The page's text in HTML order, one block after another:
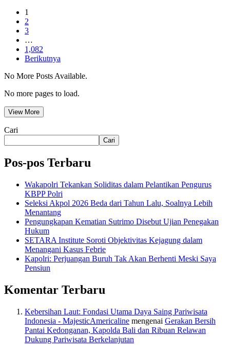
1
2
3
…
1,082
Berikutnya
No More Posts Available.
No more pages to load.
View More
Cari
Cari
Pos-pos Terbaru
Wakapolri Tekankan Soliditas dalam Pelantikan Pengurus
KBPP Polri
Seleksi Akpol 2026 Beda dari Tahun Lalu, Soalnya Lebih
Menantang
Pengungkapan Kematian Sutrimo Disebut Ujian Penegakan
Hukum
SETARA Institute Soroti Objektivitas Kejagung dalam
Menangani Kasus Febrie
Kapolri: Perjuangan Buruh Tak Akan Berhenti Meski Saya
Pensiun
Komentar Terbaru
Kebersihan Laut: Fondasi Utama Daya Saing Pariwisata
Indonesia - MajesticAmericaline mengenai Gerakan Bersih
Pantai Kedonganan, Kapolda Bali dan Ribuan Relawan
Dukung Pariwisata Berkelanjutan